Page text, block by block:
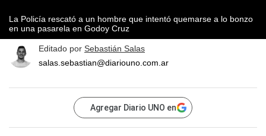
La Policía rescató a un hombre que intentó quemarse a lo bonzo
en una pasarela en Godoy Cruz
Editado por Sebastián Salas
salas.sebastian@diariouno.com.ar
Agregar Diario UNO en